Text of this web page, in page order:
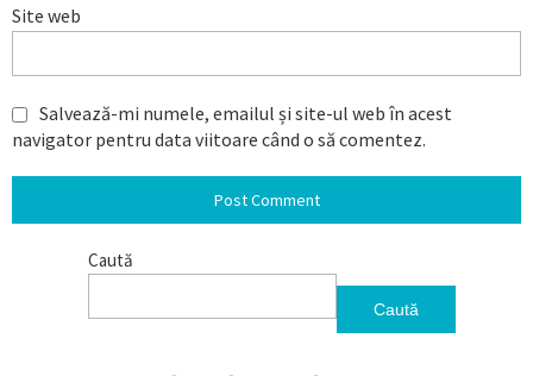
Site web
Salvează-mi numele, emailul și site-ul web în acest
navigator pentru data viitoare când o să comentez.
Caută
Caută